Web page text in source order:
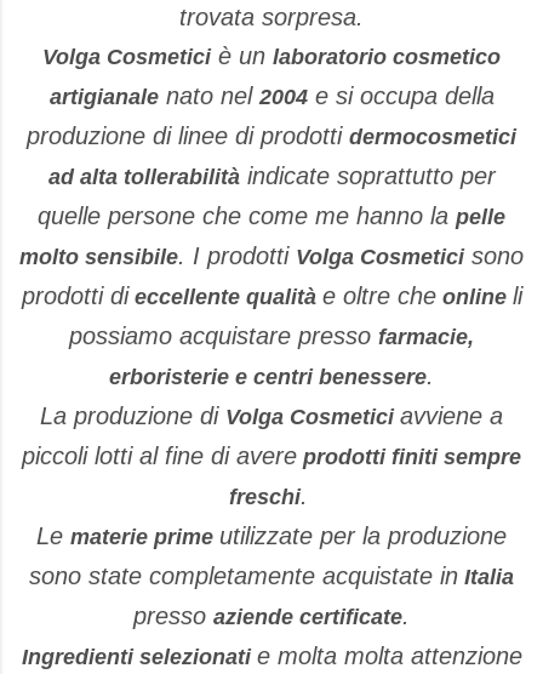
trovata sorpresa.
Volga Cosmeticiè un laboratorio cosmetico
artigianalenato nel 2004e si occupa della
produzione di linee di prodotti dermocosmetici
ad alta tollerabilitàindicate soprattutto per
quelle persone che come me hanno la pelle
molto sensibile. I prodotti Volga Cosmeticisono
prodotti dieccellente qualità e oltre cheonline li
possiamo acquistare presso farmacie,
erboristerie e centri benessere.
La produzione di Volga Cosmetici avviene a
piccoli lotti al fine di avere prodotti finiti sempre
freschi.
Le materie prime utilizzate per la produzione
sono state completamente acquistate in Italia
presso aziende certificate.
Ingredienti selezionati e molta molta attenzione